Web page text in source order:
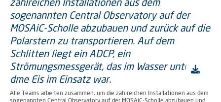
Alle Teams arbeiten zusammen, um die zahlreichen Installationen aus dem
sogenannten Central Observatory auf der MOSAiC-Scholle abzubauen und